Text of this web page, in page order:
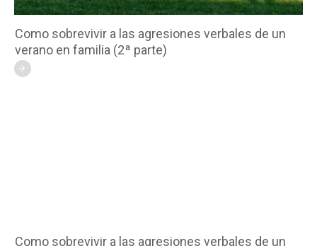
Como sobrevivir a las agresiones verbales de un
verano en familia (2ª parte)
Como sobrevivir a las agresiones verbales de un